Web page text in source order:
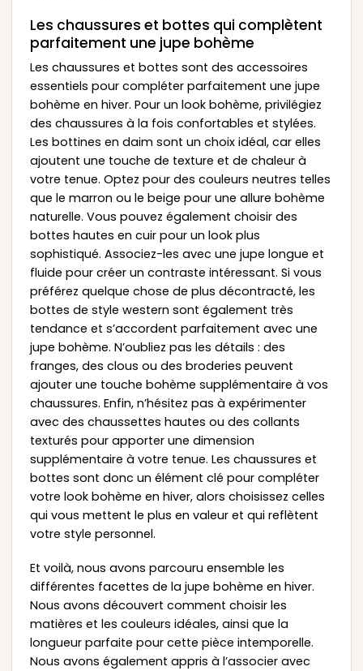
Les chaussures et bottes qui complètent
parfaitement une jupe bohème
Les chaussures et bottes sont des accessoires
essentiels pour compléter parfaitement une jupe
bohème en hiver. Pour un look bohème, privilégiez
des chaussures à la fois confortables et stylées.
Les bottines en daim sont un choix idéal, car elles
ajoutent une touche de texture et de chaleur à
votre tenue. Optez pour des couleurs neutres telles
que le marron ou le beige pour une allure bohème
naturelle. Vous pouvez également choisir des
bottes hautes en cuir pour un look plus
sophistiqué. Associez-les avec une jupe longue et
fluide pour créer un contraste intéressant. Si vous
préférez quelque chose de plus décontracté, les
bottes de style western sont également très
tendance et s’accordent parfaitement avec une
jupe bohème. N’oubliez pas les détails : des
franges, des clous ou des broderies peuvent
ajouter une touche bohème supplémentaire à vos
chaussures. Enfin, n’hésitez pas à expérimenter
avec des chaussettes hautes ou des collants
texturés pour apporter une dimension
supplémentaire à votre tenue. Les chaussures et
bottes sont donc un élément clé pour compléter
votre look bohème en hiver, alors choisissez celles
qui vous mettent le plus en valeur et qui reflètent
votre style personnel.
Et voilà, nous avons parcouru ensemble les
différentes facettes de la jupe bohème en hiver.
Nous avons découvert comment choisir les
matières et les couleurs idéales, ainsi que la
longueur parfaite pour cette pièce intemporelle.
Nous avons également appris à l’associer avec